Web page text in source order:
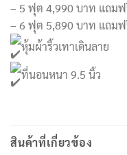
– 5 ฟุต 4,990 บาท แถม
– 6 ฟุต 5,890 บาท แถม
หุ้มผ้าริ้วเทาเดินลาย
ที่นอนหนา 9.5 นิ้ว
สินค้าที่เกี่ยวข้อง